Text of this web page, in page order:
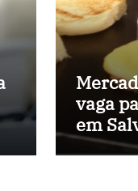
vaga
em